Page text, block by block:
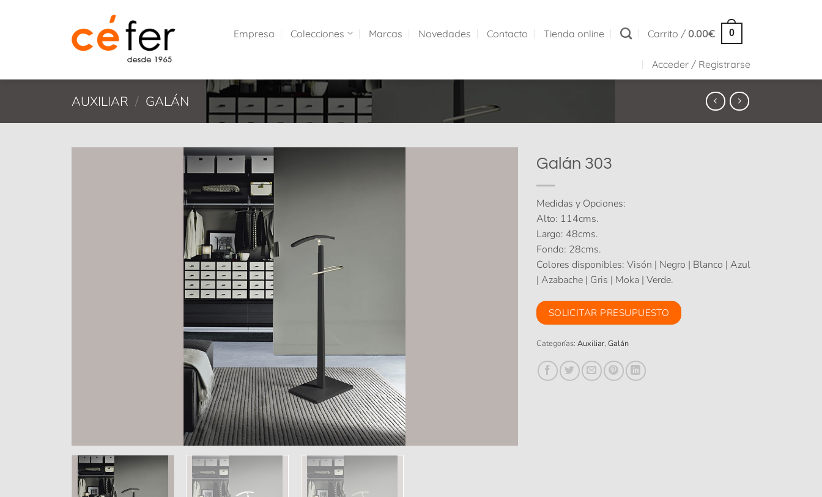
Empresa Colecciones Marcas Novedades Contacto Tienda online Carrito / 0.00€ 0
Acceder / Registrarse
AUXILIAR / GALÁN
Galán 303
Medidas y Opciones:
Alto: 114cms.
Largo: 48cms.
Fondo: 28cms.
Colores disponibles: Visón | Negro | Blanco | Azul
| Azabache | Gris | Moka | Verde.
SOLICITAR PRESUPUESTO
Categorías: Auxiliar, Galán